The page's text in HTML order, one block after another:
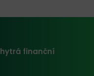
finanční